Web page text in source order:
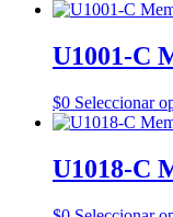
U1001-C
$0 Seleccionar
U1018-C